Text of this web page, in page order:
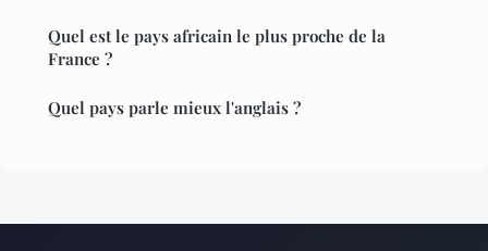
Quel est le pays africain le plus proche de la
France ?
Quel pays parle mieux l'anglais ?